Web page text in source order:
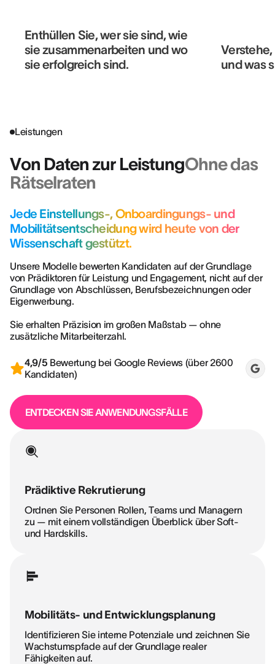
Enthüllen Sie, wer sie sind, wie
sie zusammenarbeiten und wo
sie erfolgreich sind.
und was
Leistungen
Von Daten zur LeistungOhne das
Rätselraten
Jede Einstellungs-, Onboardingungs- und
Mobilitätsentscheidung wird heute von der
Wissenschaft gestützt.
Unsere Modelle bewerten Kandidaten auf der Grundlage
von Prädiktoren für Leistung und Engagement, nicht auf der
Grundlage von Abschlüssen, Berufsbezeichnungen oder
Eigenwerbung.
Sie erhalten Präzision im großen Maßstab — ohne
zusätzliche Mitarbeiterzahl.
4,9/5 Bewertung bei Google Reviews (über 2600
Kandidaten)
ENTDECKEN SIE ANWENDUNGSFÄLLE
Prädiktive Rekrutierung
Ordnen Sie Personen Rollen, Teams und Managern
zu — mit einem vollständigen Überblick über Soft-
und Hardskills.
Mobilitäts- und Entwicklungsplanung
Identifizieren Sie interne Potenziale und zeichnen Sie
Wachstumspfade auf der Grundlage realer
Fähigkeiten auf.